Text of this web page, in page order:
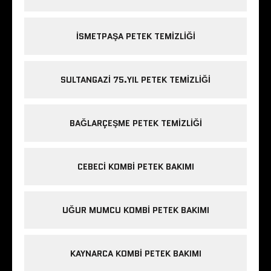
ISMETPAŞA PETEK TEMIZLIĞI
SULTANGAZI 75.YIL PETEK TEMIZLIĞI
BAĞLARÇEŞME PETEK TEMIZLIĞI
CEBECI KOMBI PETEK BAKIMI
UĞUR MUMCU KOMBI PETEK BAKIMI
KAYNARCA KOMBI PETEK BAKIMI